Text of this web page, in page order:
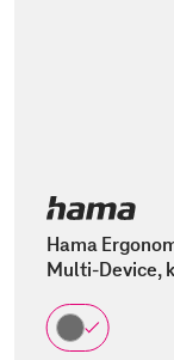
Hama
Multi-Device,